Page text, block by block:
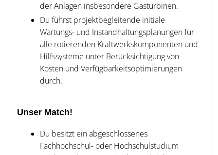
der Anlagen insbesondere Gasturbinen.
Du führst projektbegleitende initiale
Wartungs- und Instandhaltungsplanungen für
alle rotierenden Kraftwerkskomponenten und
Hilfssysteme unter Berücksichtigung von
Kosten und Verfügbarkeitsoptimierungen
durch.
Unser Match!
Du besitzt ein abgeschlossenes
Fachhochschul- oder Hochschulstudium